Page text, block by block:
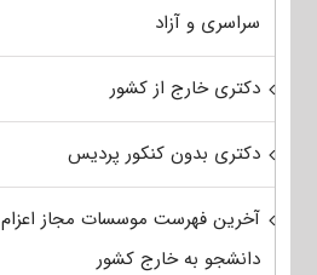
سراسری و آزاد
دکتری خارج از کشور
دکتری بدون کنکور پردیس
آخرین فهرست موسسات مجاز اعزام
دانشجو به خارج کشور